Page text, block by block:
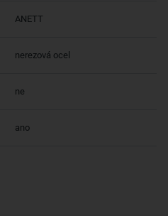
ANETT
nerezová ocel
ne
ano